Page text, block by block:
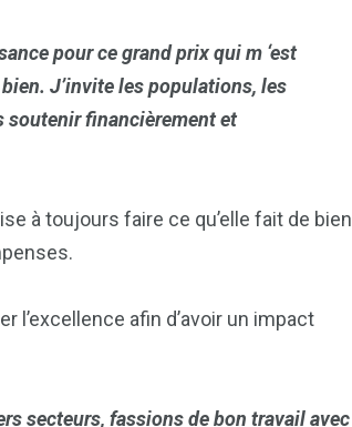
pour ce grand prix qui m ‘est
J’invite les populations, les
soutenir financièrement et
à toujours faire ce qu’elle fait de bien
l’excellence afin d’avoir un impact
secteurs, fassions de bon travail avec